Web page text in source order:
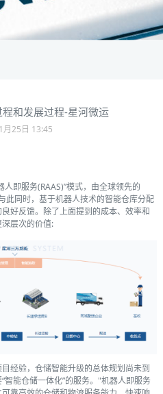
和发展过程-星河微运
月25日 13:45
即服务(RAAS)”模式，由全球领先的
此同时，基于机器人技术的智能仓库分配
好反馈。除了上面提到的成本、效率和
层次的价值:
经验，仓储智能升级的总体规划尚未到
能仓储一体化”的服务。"机器人即服务